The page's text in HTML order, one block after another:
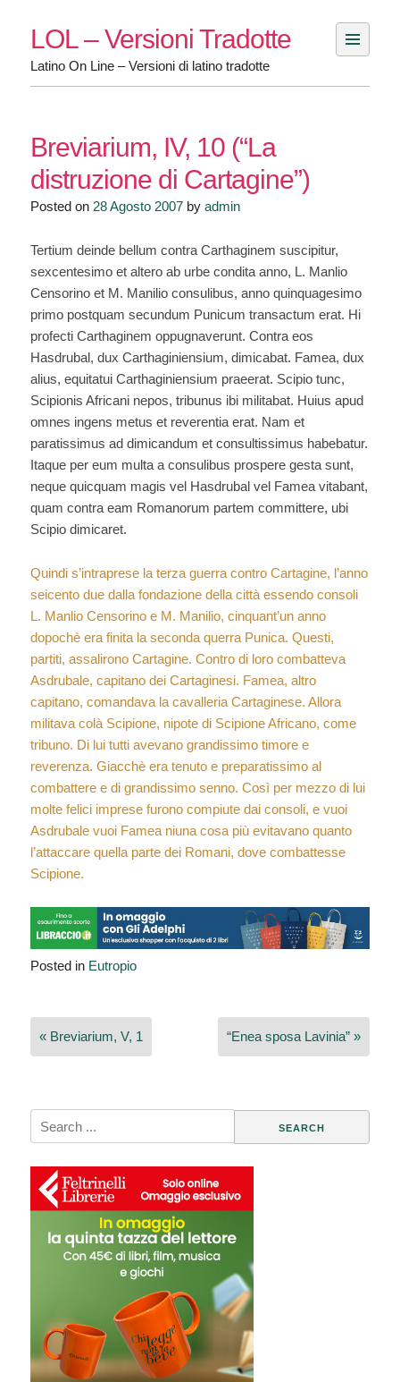
content
LOL – Versioni Tradotte
Latino On Line – Versioni di latino tradotte
Breviarium, IV, 10 (“La
distruzione di Cartagine”)
Posted on 28 Agosto 2007by admin
Tertium deinde bellum contra Carthaginem suscipitur,
sexcentesimo et altero ab urbe condita anno, L. Manlio
Censorino et M. Manilio consulibus, anno quinquagesimo
primo postquam secundum Punicum transactum erat. Hi
profecti Carthaginem oppugnaverunt. Contra eos
Hasdrubal, dux Carthaginiensium, dimicabat. Famea, dux
alius, equitatui Carthaginiensium praeerat. Scipio tunc,
Scipionis Africani nepos, tribunus ibi militabat. Huius apud
omnes ingens metus et reverentia erat. Nam et
paratissimus ad dimicandum et consultissimus habebatur.
Itaque per eum multa a consulibus prospere gesta sunt,
neque quicquam magis vel Hasdrubal vel Famea vitabant,
quam contra eam Romanorum partem committere, ubi
Scipio dimicaret.
Quindi s’intraprese la terza guerra contro Cartagine, l’anno
seicento due dalla fondazione della città essendo consoli
L. Manlio Censorino e M. Manilio, cinquant’un anno
dopochè era finita la seconda querra Punica. Questi,
partiti, assalirono Cartagine. Contro di loro combatteva
Asdrubale, capitano dei Cartaginesi. Famea, altro
capitano, comandava la cavalleria Cartaginese. Allora
militava colà Scipione, nipote di Scipione Africano, come
tribuno. Di lui tutti avevano grandissimo timore e
reverenza. Giacchè era tenuto e preparatissimo al
combattere e di grandissimo senno. Così per mezzo di lui
molte felici imprese furono compiute dai consoli, e vuoi
Asdrubale vuoi Famea niuna cosa più evitavano quanto
l’attaccare quella parte dei Romani, dove combattesse
Scipione.
Posted in Eutropio
Navigazione
articoli
« Breviarium, V, 1 “Enea sposa Lavinia” »
Search
for: